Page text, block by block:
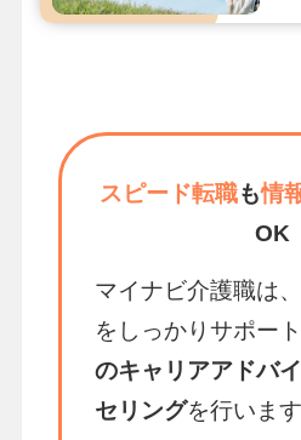
スピード転職も情
OK
マイナビ介護職は
をしっかりサポート
のキャリアアドバ
セリングを行います